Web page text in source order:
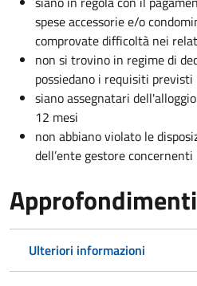
spese accessorie e/o
comprovate difficoltà nei
non si trovino in regime di
possiedano i requisiti
siano assegnatari
12 mesi
non abbiano violato le
dell’ente gestore concernenti
Approfondimenti
Ulteriori informazioni